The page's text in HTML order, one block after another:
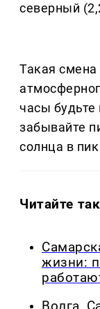
северный
Такая смена
часы
забывайте
солнца в
Читайте
жизни: